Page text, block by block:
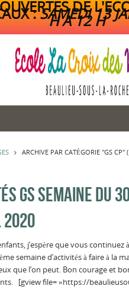
DE
:SAMEDI 13
H A 12 H
ARCHIVE PAR CATÉGORIE "GS CP"
GS SEMAINE DU
2020
j’espère que vous continuez
semaine d’activités à faire à la
que l’on peut. Bon courage et
[gview file= »https://